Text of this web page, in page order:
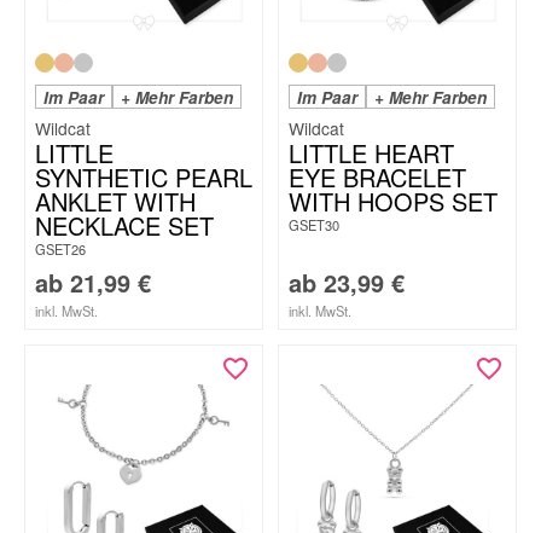
Im Paar + Mehr Farben
Wildcat
LITTLE
SYNTHETIC PEARL
ANKLET WITH
NECKLACE SET
GSET26
ab 21,99 €
inkl. MwSt.
Im Paar + Mehr Farben
Wildcat
LITTLE HEART
EYE BRACELET
WITH HOOPS SET
GSET30
ab 23,99 €
inkl. MwSt.